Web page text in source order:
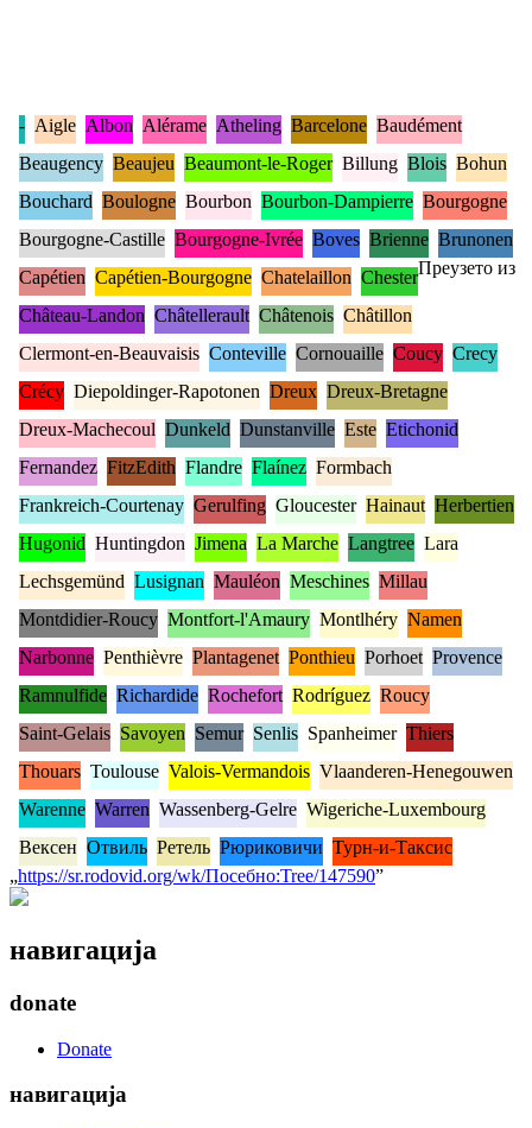
- Aigle Albon Alérame Atheling Barcelone Baudément
Beaugency Beaujeu Beaumont-le-Roger Billung Blois Bohun
Bouchard Boulogne Bourbon Bourbon-Dampierre Bourgogne
Bourgogne-Castille Bourgogne-Ivrée Boves Brienne Brunonen
Capétien Capétien-Bourgogne Chatelaillon Chester
Château-Landon Châtellerault Châtenois Châtillon
Clermont-en-Beauvaisis Conteville Cornouaille Coucy Crecy
Crécy Diepoldinger-Rapotonen Dreux Dreux-Bretagne
Dreux-Machecoul Dunkeld Dunstanville Este Etichonid
Fernandez FitzEdith Flandre Flaínez Formbach
Frankreich-Courtenay Gerulfing Gloucester Hainaut Herbertien
Hugonid Huntingdon Jimena La Marche Langtree Lara
Lechsgemünd Lusignan Mauléon Meschines Millau
Montdidier-Roucy Montfort-l'Amaury Montlhéry Namen
Narbonne Penthièvre Plantagenet Ponthieu Porhoet Provence
Ramnulfide Richardide Rochefort Rodríguez Roucy
Saint-Gelais Savoyen Semur Senlis Spanheimer Thiers
Thouars Toulouse Valois-Vermandois Vlaanderen-Henegouwen
Warenne Warren Wassenberg-Gelre Wigeriche-Luxembourg
Вексен Отвиль Ретель Рюриковичи Турн-и-Таксис
Преузето из
„https://sr.rodovid.org/wk/Посебно:Tree/147590”
навигација
donate
Donate
навигација